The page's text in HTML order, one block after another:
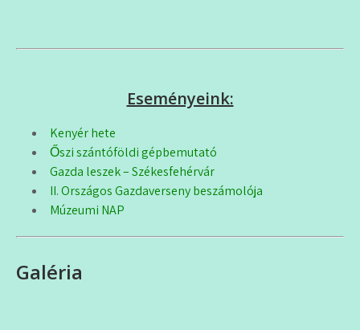
Eseményeink:
Kenyér hete
Őszi szántóföldi gépbemutató
Gazda leszek – Székesfehérvár
II. Országos Gazdaverseny beszámolója
Múzeumi NAP
Galéria